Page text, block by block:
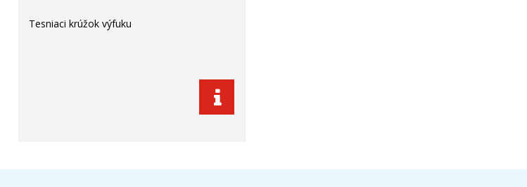
Tesniaci krúžok výfuku